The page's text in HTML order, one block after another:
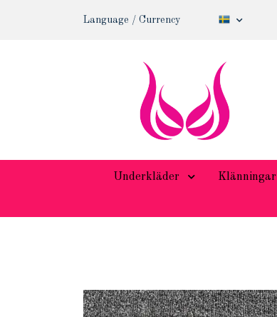
Language / Currency
Underkläder Klänningar